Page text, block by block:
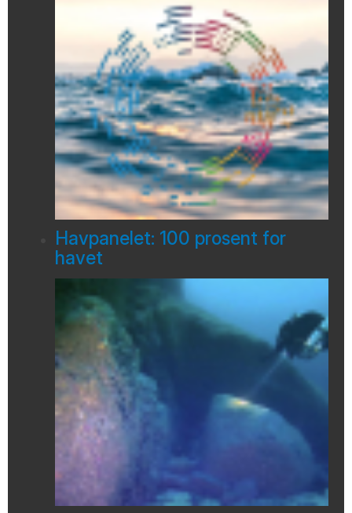
Havpanelet: 100 prosent for
havet